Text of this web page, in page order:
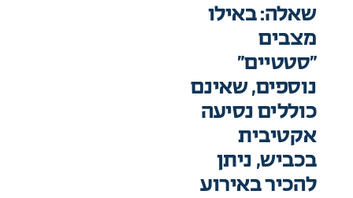
שאלה: באילו
מצבים
“סטטיים”
נוספים, שאינם
כוללים נסיעה
אקטיבית
בכביש, ניתן
להכיר באירוע